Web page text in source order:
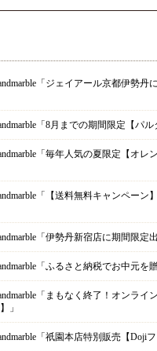
「ジェイアール京都伊勢丹
「8月までの期間限定【パル
「毎年人気の夏限定【オレ
「【送料無料キャンペーン
「伊勢丹新宿店に期間限定
「ふるさと納税でお中元を
「まもなく終了！オンライ
」
「祇園本店特別販売【Doji